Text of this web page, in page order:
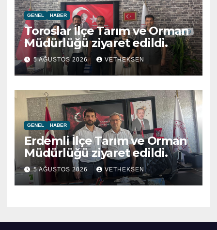
GENEL HABER
Toroslar İlçe Tarım ve Orman
Müdürlüğü ziyaret edildi.
5 AĞUSTOS 2026 VETHEKSEN
GENEL HABER
Erdemli İlçe Tarım ve Orman
Müdürlüğü ziyaret edildi.
5 AĞUSTOS 2026 VETHEKSEN